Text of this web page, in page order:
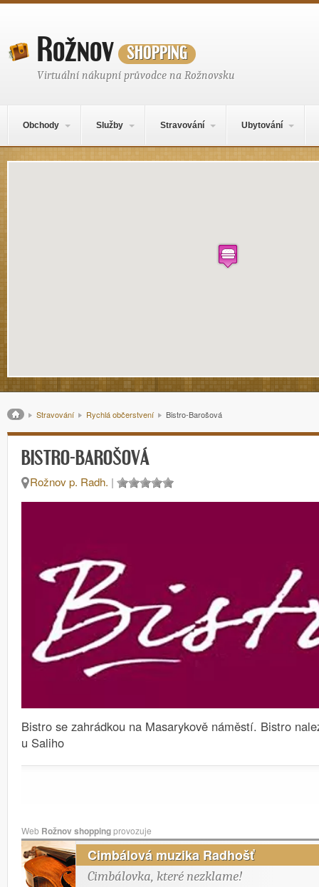
Rožnovshopping
Virtuální nákupní průvodce na Rožnovsku
Obchody Služby Stravování Ubytování
Místo
Drobečková navigace
Stravování Rychlá občerstvení Bistro-Barošová
BISTRO-BAROŠOVÁ
Rožnov p. Radh. |
Bistro se zahrádkou na Masarykově náměstí. Bistro
u Saliho
Web Rožnov shoppingprovozuje
Cimbálová muzika Radhošť
Cimbálovka, které nezklame!